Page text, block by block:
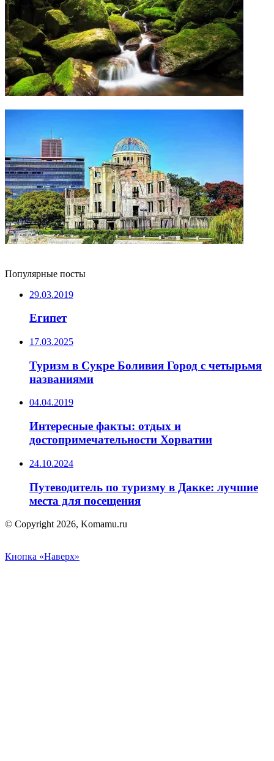
Популярные посты
29.03.2019
Египет
17.03.2025
Туризм в Сукре Боливия Город с четырьмя
названиями
04.04.2019
Интересные факты: отдых и
достопримечательности Хорватии
24.10.2024
Путеводитель по туризму в Дакке: лучшие
места для посещения
© Copyright 2026, Komamu.ru
Кнопка «Наверх»